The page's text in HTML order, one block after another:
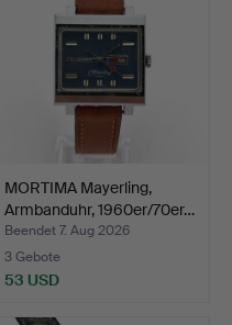
MORTIMA Mayerling,
Armbanduhr, 1960er/70er…
Beendet 7. Aug 2026
3 Gebote
53 USD